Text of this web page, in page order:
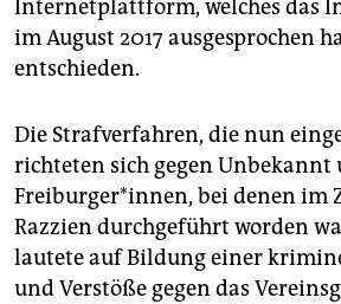
Internetplattform, welches das
im August 2017 ausgesprochen
entschieden.
Die Strafverfahren, die nun
richteten sich gegen Unbekannt
Freiburger*innen, bei denen im
Razzien durchgeführt worden
lautete auf Bildung einer
und Verstöße gegen das